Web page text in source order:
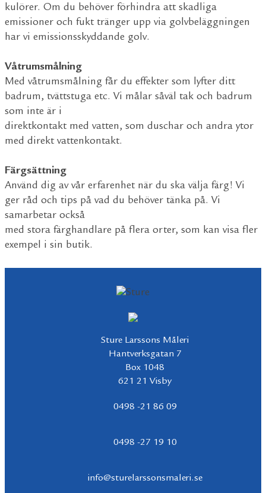
kulörer. Om du behöver förhindra att skadliga
emissioner och fukt tränger upp via golvbeläggningen
har vi emissionsskyddande golv.
Våtrumsmålning
Med våtrumsmålning får du effekter som lyfter ditt
badrum, tvättstuga etc. Vi målar såväl tak och badrum
som inte är i
direktkontakt med vatten, som duschar och andra ytor
med direkt vattenkontakt.
Färgsättning
Använd dig av vår erfarenhet när du ska välja färg! Vi
ger råd och tips på vad du behöver tänka på. Vi
samarbetar också
med stora färghandlare på flera orter, som kan visa fler
exempel i sin butik.
Sture Larssons Måleri
Hantverksgatan 7
Box 1048
621 21 Visby
0498 -21 86 09
0498 -27 19 10
info@sturelarssonsmaleri.se